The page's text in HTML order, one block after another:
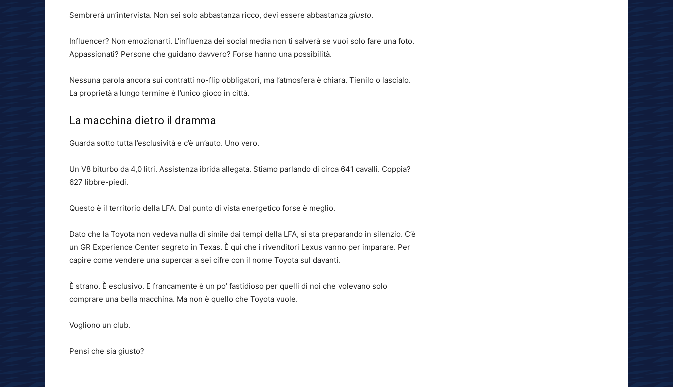
Sembrerà un’intervista. Non sei solo abbastanza ricco, devi essere abbastanza giusto.
Influencer? Non emozionarti. L’influenza dei social media non ti salverà se vuoi solo fare una foto.
Appassionati? Persone che guidano davvero? Forse hanno una possibilità.
Nessuna parola ancora sui contratti no-flip obbligatori, ma l’atmosfera è chiara. Tienilo o lascialo.
La proprietà a lungo termine è l’unico gioco in città.
La macchina dietro il dramma
Guarda sotto tutta l’esclusività e c’è un’auto. Uno vero.
Un V8 biturbo da 4,0 litri. Assistenza ibrida allegata. Stiamo parlando di circa 641 cavalli. Coppia?
627 libbre-piedi.
Questo è il territorio della LFA. Dal punto di vista energetico forse è meglio.
Dato che la Toyota non vedeva nulla di simile dai tempi della LFA, si sta preparando in silenzio. C’è
un GR Experience Center segreto in Texas. È qui che i rivenditori Lexus vanno per imparare. Per
capire come vendere una supercar a sei cifre con il nome Toyota sul davanti.
È strano. È esclusivo. E francamente è un po’ fastidioso per quelli di noi che volevano solo
comprare una bella macchina. Ma non è quello che Toyota vuole.
Vogliono un club.
Pensi che sia giusto?